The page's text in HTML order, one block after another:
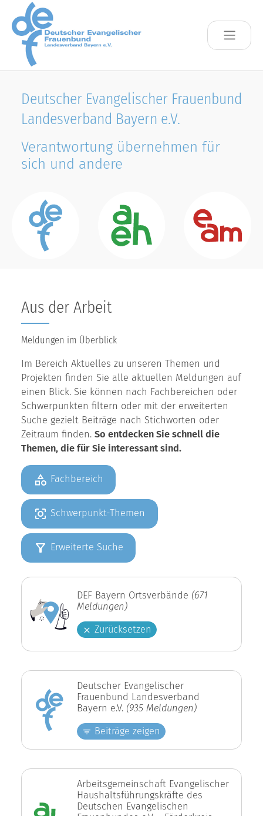
Skip to main content
Deutscher Evangelischer Frauenbund
Landesverband Bayern e.V.
Verantwortung übernehmen für
sich und andere
Aus der Arbeit
Meldungen im Überblick
Im Bereich Aktuelles zu unseren Themen und
Projekten finden Sie alle aktuellen Meldungen auf
einen Blick. Sie können nach Fachbereichen oder
Schwerpunkten filtern oder mit der erweiterten
Suche gezielt Beiträge nach Stichworten oder
Zeitraum finden. So entdecken Sie schnell die
Themen, die für Sie interessant sind.
Fachbereich
Schwerpunkt-Themen
Erweiterte Suche
DEF Bayern Ortsverbände (671
Meldungen)
Zurücksetzen
Deutscher Evangelischer
Frauenbund Landesverband
Bayern e.V. (935 Meldungen)
Beiträge zeigen
Arbeitsgemeinschaft Evangelischer
Haushaltsführungskräfte des
Deutschen Evangelischen